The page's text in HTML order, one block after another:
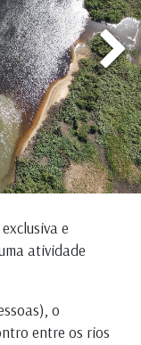
e
atividade
o
entre os rios